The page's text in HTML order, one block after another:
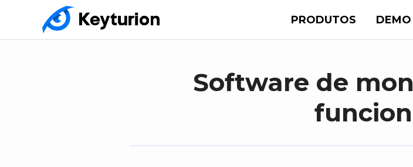
PRODUTOS DEMO
Software de